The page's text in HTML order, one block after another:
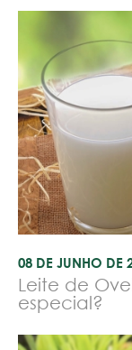
08 DE JUNHO DE
Leite de
especial?